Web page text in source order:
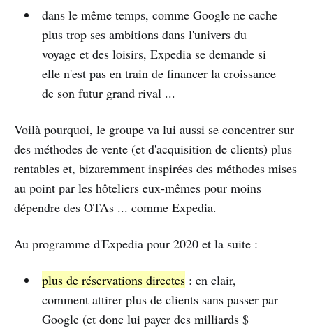
dans le même temps, comme Google ne cache
plus trop ses ambitions dans l'univers du
voyage et des loisirs, Expedia se demande si
elle n'est pas en train de financer la croissance
de son futur grand rival ...
Voilà pourquoi, le groupe va lui aussi se concentrer sur
des méthodes de vente (et d'acquisition de clients) plus
rentables et, bizaremment inspirées des méthodes mises
au point par les hôteliers eux-mêmes pour moins
dépendre des OTAs ... comme Expedia.
Au programme d'Expedia pour 2020 et la suite :
plus de réservations directes: en clair,
comment attirer plus de clients sans passer par
Google (et donc lui payer des milliards $